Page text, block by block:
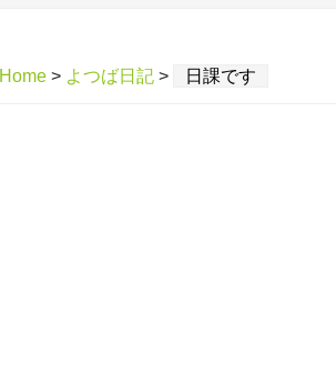
Home > よつば日記 > 日課です